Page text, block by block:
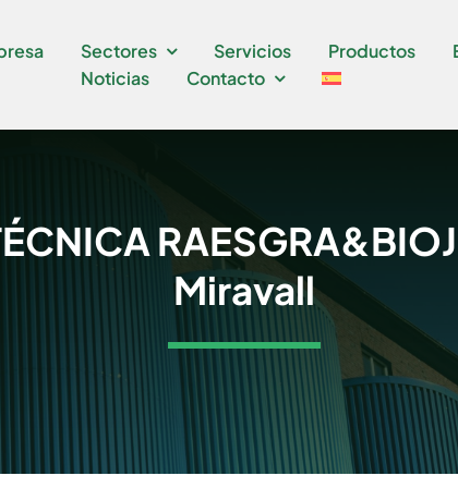
Sectores Servicios Productos
Noticias
Contacto
Miravall